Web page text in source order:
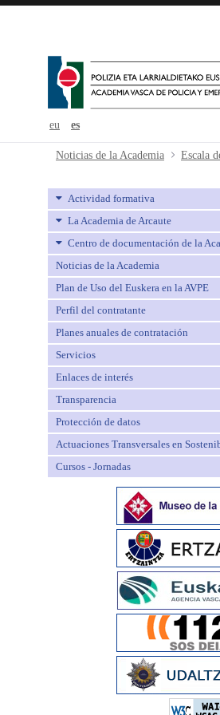
eu es
Escala de
Noticias de la Academia
Actividad formativa
La Academia de Arcaute
Centro de documentación de la
Noticias de la Academia
Plan de Uso del Euskera en la AVPE
Perfil del contratante
Planes anuales de contratación
Servicios
Enlaces de interés
Transparencia
Protección de datos
Actuaciones Transversales en
Cursos - Jornadas